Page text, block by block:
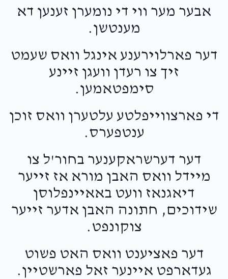
אבער מער ווי די נומערן זענען דא
מענטשן.
דער פארלוירענע אינגל וואס שעמט
זיך צו רעדן וועגן זיינע
סימפטאמען.
די פארצווייפלטע עלטערן וואס זוכן
ענטפערס.
דער דערשראקענער בחור'ל צו
מיידל וואס האבן מורא אז זייער
דיאגנאז וועט באאיינפלוסן
שידוכים, חתונה האבן אדער זייער
צוקונפט.
דער פאציענט וואס האט פשוט
געדארפט איינער זאל פארשטיין.